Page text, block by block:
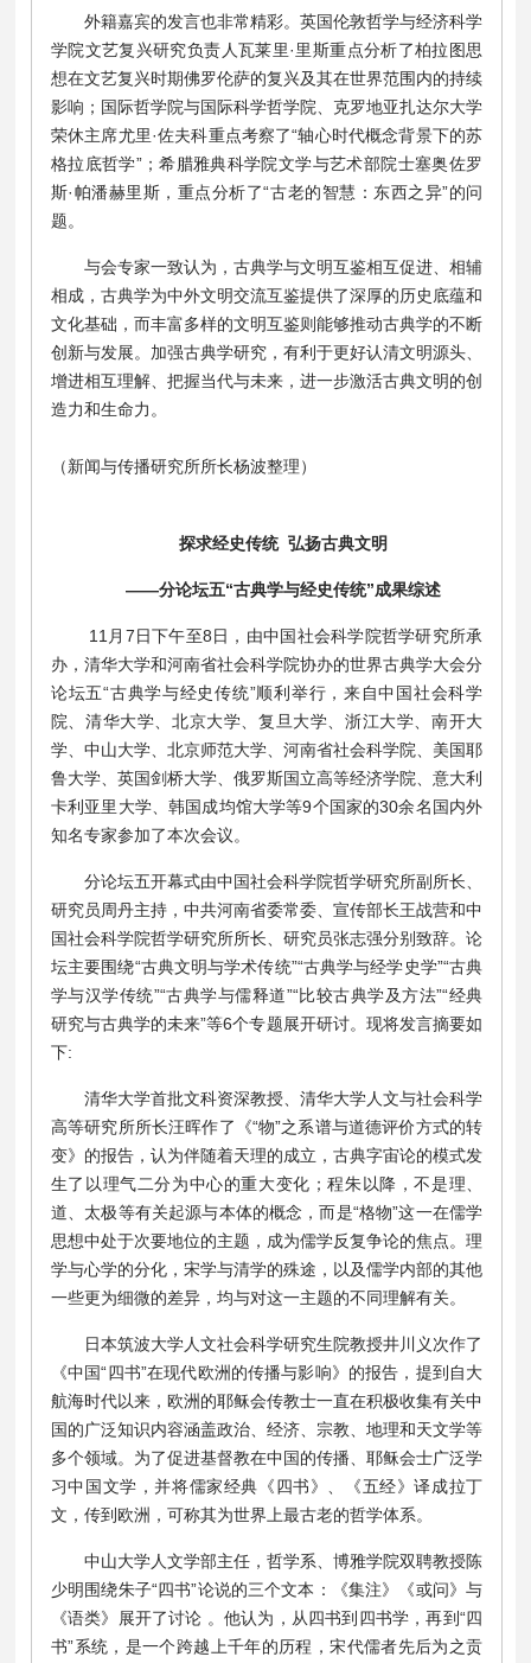
外籍嘉宾的发言也非常精彩。英国伦敦哲学与经济科学
学院文艺复兴研究负责人瓦莱里·里斯重点分析了柏拉图思
想在文艺复兴时期佛罗伦萨的复兴及其在世界范围内的持续
影响；国际哲学院与国际科学哲学院、克罗地亚扎达尔大学
荣休主席尤里·佐夫科重点考察了“轴心时代概念背景下的苏
格拉底哲学”；希腊雅典科学院文学与艺术部院士塞奥佐罗
斯·帕潘赫里斯，重点分析了“古老的智慧：东西之异”的问
题。
与会专家一致认为，古典学与文明互鉴相互促进、相辅
相成，古典学为中外文明交流互鉴提供了深厚的历史底蕴和
文化基础，而丰富多样的文明互鉴则能够推动古典学的不断
创新与发展。加强古典学研究，有利于更好认清文明源头、
增进相互理解、把握当代与未来，进一步激活古典文明的创
造力和生命力。
（新闻与传播研究所所长杨波整理）
探求经史传统 弘扬古典文明
——分论坛五“古典学与经史传统”成果综述
11月7日下午至8日，由中国社会科学院哲学研究所承
办，清华大学和河南省社会科学院协办的世界古典学大会分
论坛五“古典学与经史传统”顺利举行，来自中国社会科学
院、清华大学、北京大学、复旦大学、浙江大学、南开大
学、中山大学、北京师范大学、河南省社会科学院、美国耶
鲁大学、英国剑桥大学、俄罗斯国立高等经济学院、意大利
卡利亚里大学、韩国成均馆大学等9个国家的30余名国内外
知名专家参加了本次会议。
分论坛五开幕式由中国社会科学院哲学研究所副所长、
研究员周丹主持，中共河南省委常委、宣传部长王战营和中
国社会科学院哲学研究所所长、研究员张志强分别致辞。论
坛主要围绕“古典文明与学术传统”“古典学与经学史学”“古典
学与汉学传统”“古典学与儒释道”“比较古典学及方法”“经典
研究与古典学的未来”等6个专题展开研讨。现将发言摘要如
下:
清华大学首批文科资深教授、清华大学人文与社会科学
高等研究所所长汪晖作了《“物”之系谱与道德评价方式的转
变》的报告，认为伴随着天理的成立，古典字宙论的模式发
生了以理气二分为中心的重大变化；程朱以降，不是理、
道、太极等有关起源与本体的概念，而是“格物”这一在儒学
思想中处于次要地位的主题，成为儒学反复争论的焦点。理
学与心学的分化，宋学与清学的殊途，以及儒学内部的其他
一些更为细微的差异，均与对这一主题的不同理解有关。
日本筑波大学人文社会科学研究生院教授井川义次作了
《中国“四书”在现代欧洲的传播与影响》的报告，提到自大
航海时代以来，欧洲的耶稣会传教士一直在积极收集有关中
国的广泛知识内容涵盖政治、经济、宗教、地理和天文学等
多个领域。为了促进基督教在中国的传播、耶稣会士广泛学
习中国文学，并将儒家经典《四书》、《五经》译成拉丁
文，传到欧洲，可称其为世界上最古老的哲学体系。
中山大学人文学部主任，哲学系、博雅学院双聘教授陈
少明围绕朱子“四书”论说的三个文本：《集注》《或问》与
《语类》展开了讨论 。他认为，从四书到四书学，再到“四
书”系统，是一个跨越上千年的历程，宋代儒者先后为之贡